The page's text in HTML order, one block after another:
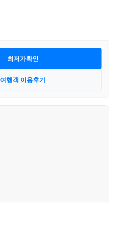
최저가확인
여행객 이용후기